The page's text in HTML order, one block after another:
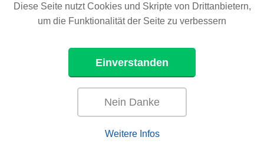
Sponsoring
Diese Seite nutzt Cookies und Skripte von Drittanbietern,
um die Funktionalität der Seite zu verbessern
Einverstanden
Nein Danke
Weitere Infos